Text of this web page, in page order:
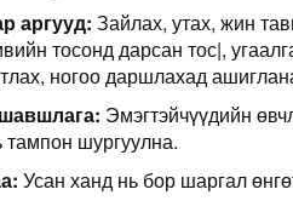
аргууд: Зайлах, утах, жин
тосонд дарсан тос|,
ногоо даршлахад
Эмэгтэйчүүдийн
шургуулна.
Усан ханд нь бор шаргал